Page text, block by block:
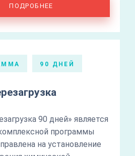
ПОДРОБНЕЕ
90 ДНЕЙ
90 дней» является
программы
на установление